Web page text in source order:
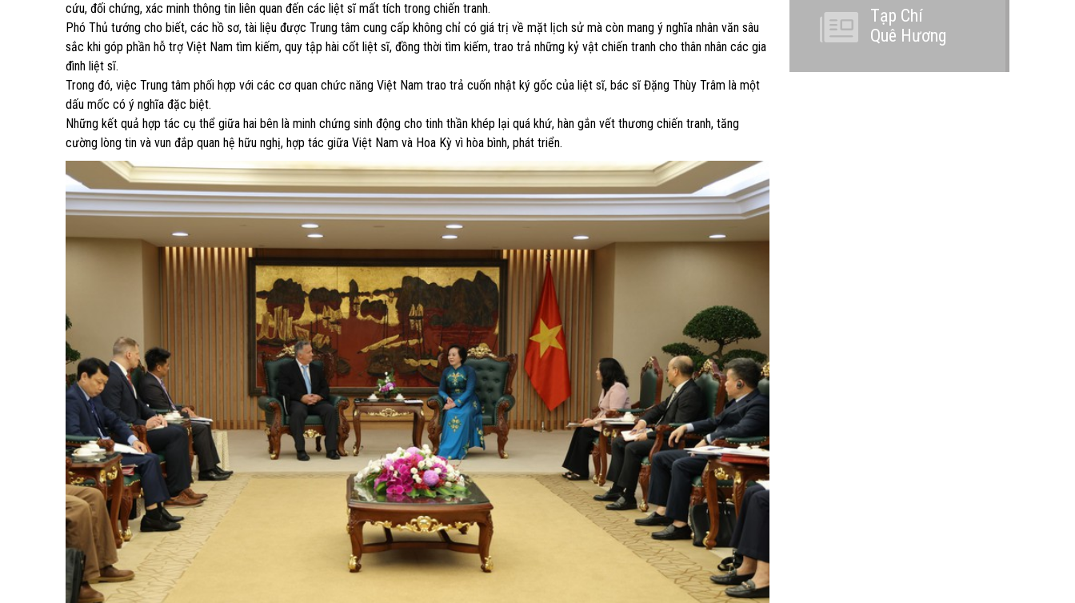
cứu, đối chứng, xác minh thông tin liên quan đến các liệt sĩ mất tích trong chiến tranh.
Phó Thủ tướng cho biết, các hồ sơ, tài liệu được Trung tâm cung cấp không chỉ có giá trị về mặt lịch sử mà còn mang ý nghĩa nhân văn sâu
sắc khi góp phần hỗ trợ Việt Nam tìm kiếm, quy tập hài cốt liệt sĩ, đồng thời tìm kiếm, trao trả những kỷ vật chiến tranh cho thân nhân các gia
đình liệt sĩ.
Trong đó, việc Trung tâm phối hợp với các cơ quan chức năng Việt Nam trao trả cuốn nhật ký gốc của liệt sĩ, bác sĩ Đặng Thùy Trâm là một
dấu mốc có ý nghĩa đặc biệt.
Những kết quả hợp tác cụ thể giữa hai bên là minh chứng sinh động cho tinh thần khép lại quá khứ, hàn gắn vết thương chiến tranh, tăng
cường lòng tin và vun đắp quan hệ hữu nghị, hợp tác giữa Việt Nam và Hoa Kỳ vì hòa bình, phát triển.
Tạp Chí
Quê Hương